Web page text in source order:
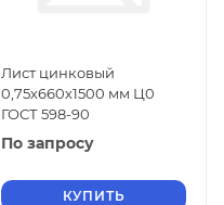
Лист цинковый
0,75х660х1500 мм Ц0
ГОСТ 598-90
По запросу
КУПИТЬ